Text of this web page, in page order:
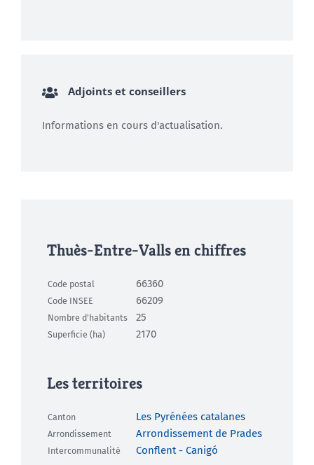
Adjoints et conseillers
Informations en cours d'actualisation.
Thuès-Entre-Valls en chiffres
Code postal 66360
Code INSEE 66209
Nombre d'habitants 25
Superficie (ha) 2170
Les territoires
Canton Les Pyrénées catalanes
Arrondissement Arrondissement de Prades
Intercommunalité Conflent - Canigó